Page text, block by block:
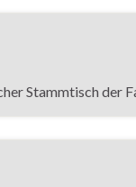
Stammtisch der